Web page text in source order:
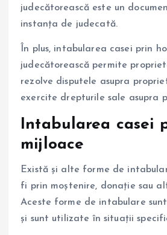
judecătorească este un
instanța de judecată.
În plus, intabularea casei prin
judecătorească permite
rezolve disputele asupra
exercite drepturile sale asupra
Intabularea casei
mijloace
Există și alte forme de
fi prin moștenire, donație sau
Aceste forme de intabulare
și sunt utilizate în situații